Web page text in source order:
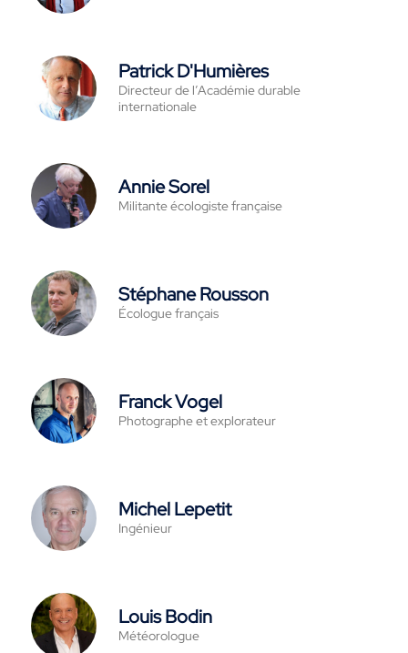
Patrick D'Humières
Directeur de l’Académie durable
internationale
Annie Sorel
Militante écologiste française
Stéphane Rousson
Écologue français
Franck Vogel
Photographe et explorateur
Michel Lepetit
Ingénieur
Louis Bodin
Météorologue